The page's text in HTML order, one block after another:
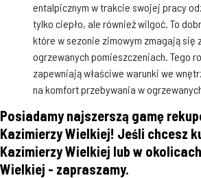
entalpicznym w trakcie swojej pracy
tylko ciepło, ale również wilgoć. To
które w sezonie zimowym zmagają się
ogrzewanych pomieszczeniach. Tego
zapewniają właściwe warunki we
na komfort przebywania w
Posiadamy najszerszą gamę
Kazimierzy Wielkiej! Jeśli chcesz
Kazimierzy Wielkiej lub w
Wielkiej - zapraszamy.